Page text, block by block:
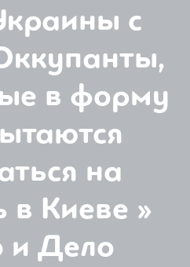
с
в форму
на
Киеве »
и Дело